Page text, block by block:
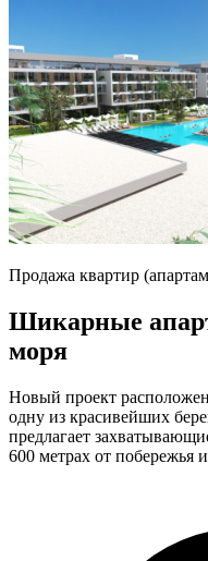
Продажа квартир
Шикарные
моря
Новый проект
одну из красивейших
предлагает
600 метрах от побережья